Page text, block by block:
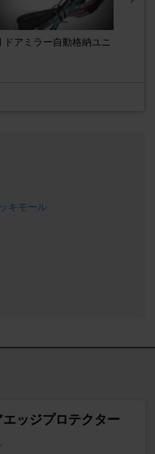
ドアミラー自動格納ユニ
キモール
エッジプロテクター